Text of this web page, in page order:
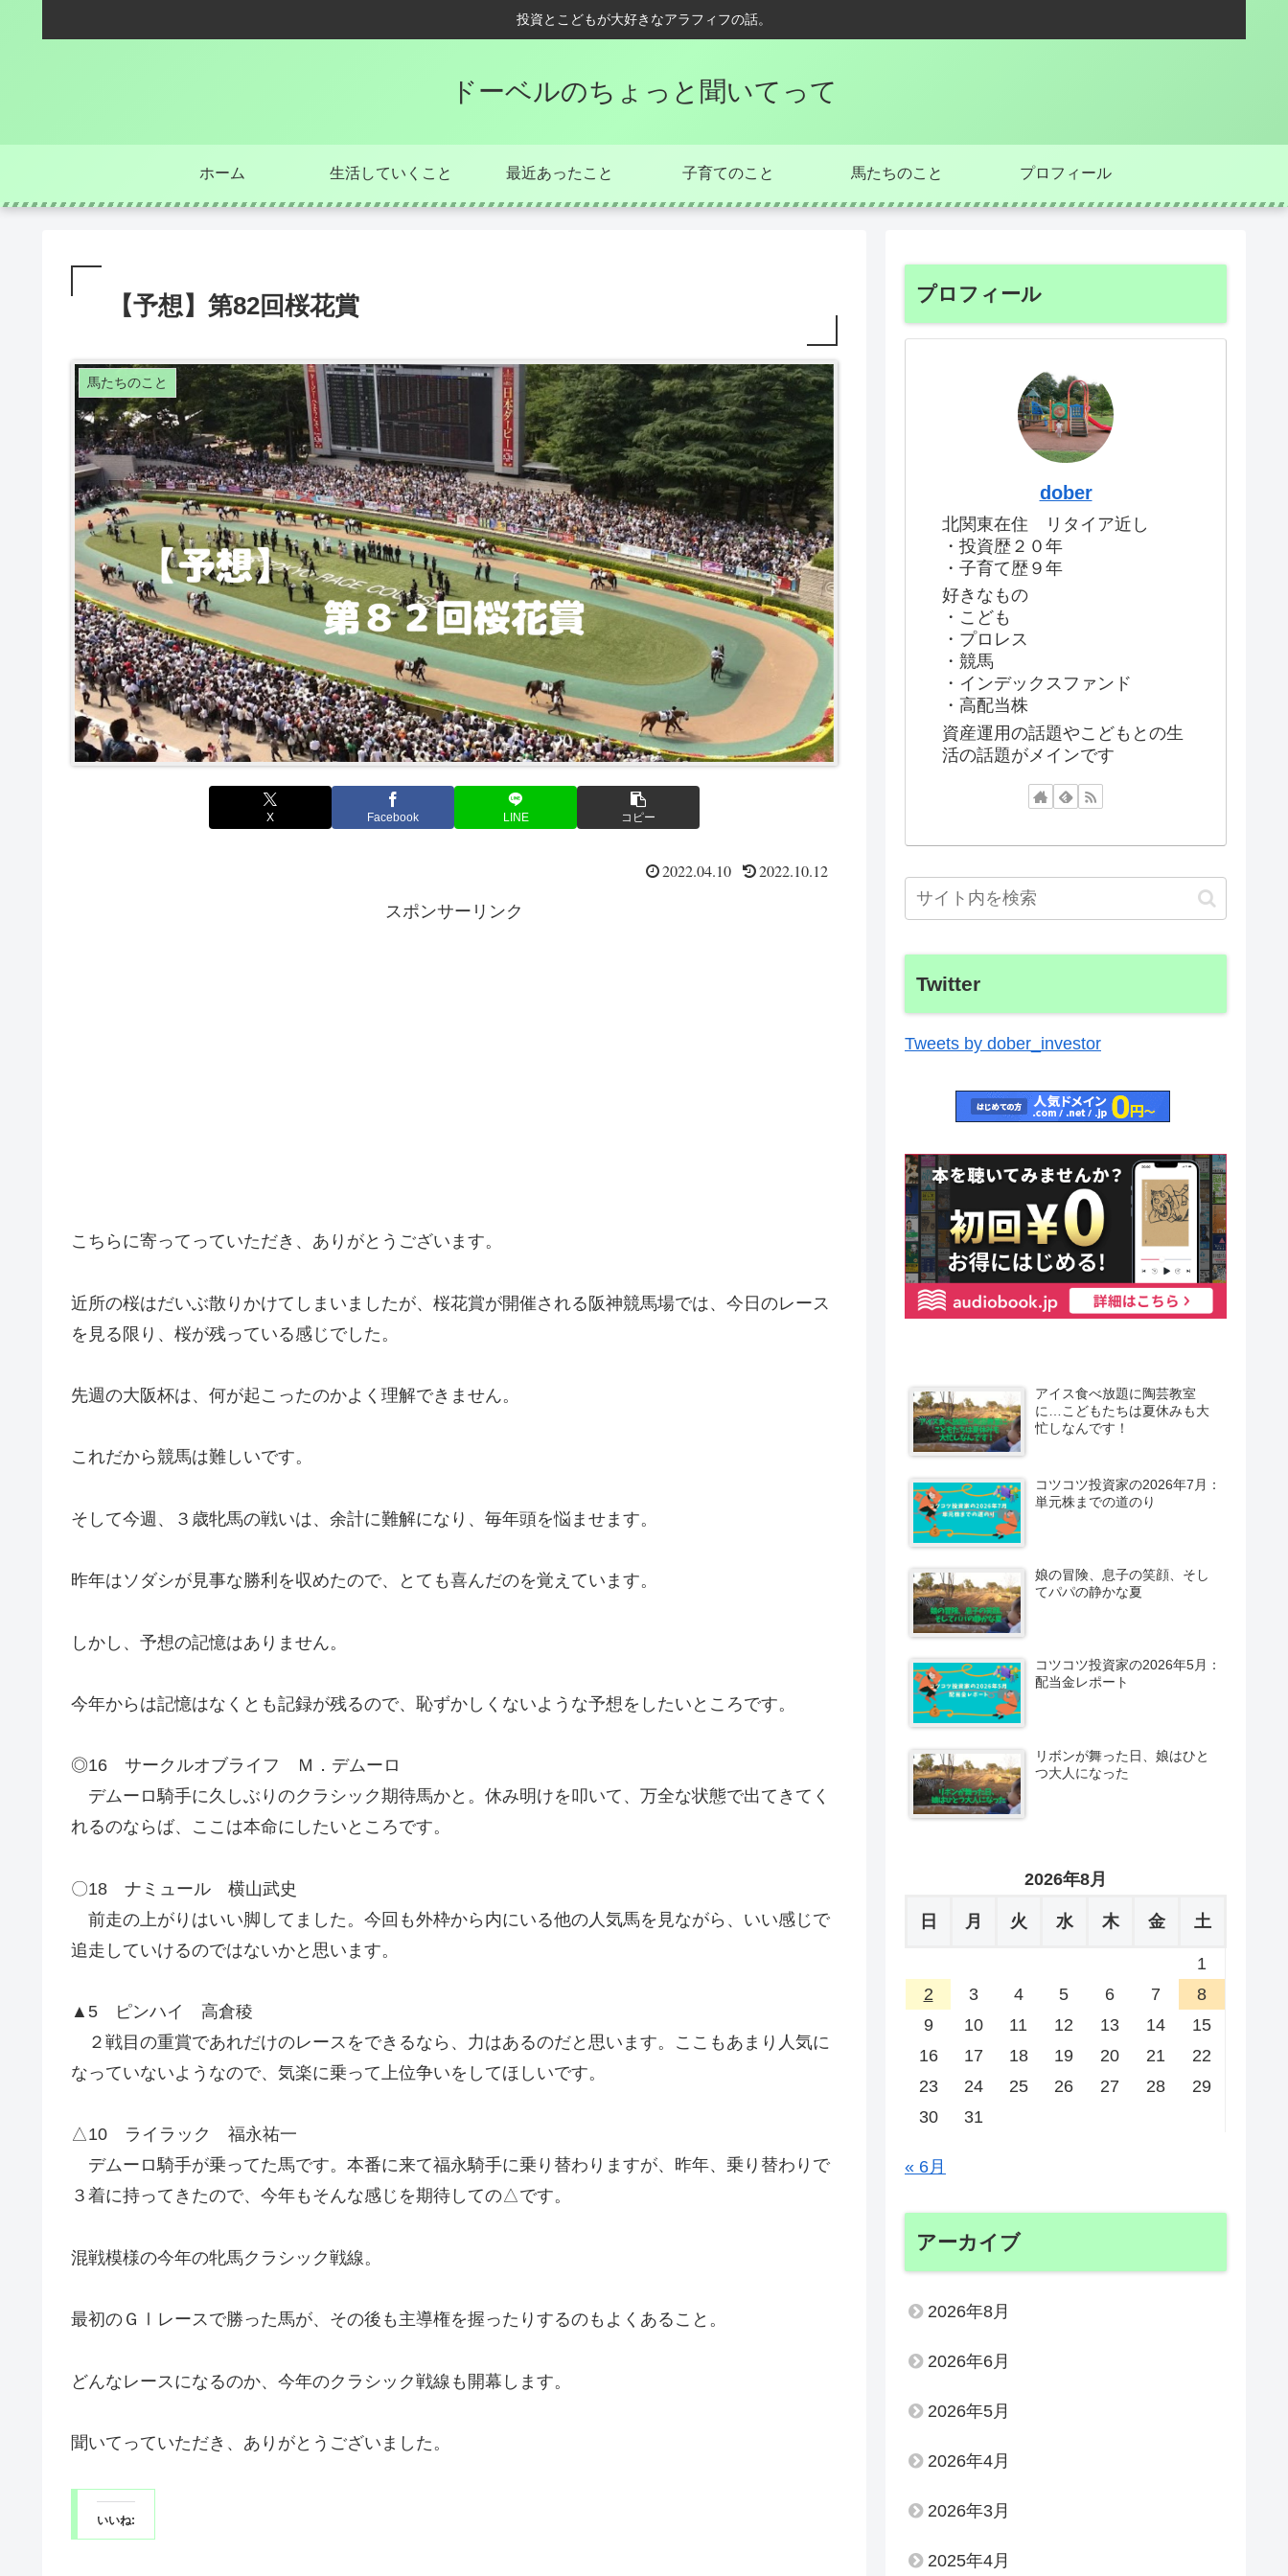
投資とこどもが大好きなアラフィフの話。
ドーベルのちょっと聞いてって
ホーム 生活していくこと 最近あったこと 子育てのこと 馬たちのこと プロフィール
【予想】第82回桜花賞
馬たちのこと
X Facebook LINE コピー
2022.04.10 2022.10.12
スポンサーリンク
こちらに寄ってっていただき、ありがとうございます。
近所の桜はだいぶ散りかけてしまいましたが、桜花賞が開催される阪神競馬場では、今日のレース
を見る限り、桜が残っている感じでした。
先週の大阪杯は、何が起こったのかよく理解できません。
これだから競馬は難しいです。
そして今週、３歳牝馬の戦いは、余計に難解になり、毎年頭を悩ませます。
昨年はソダシが見事な勝利を収めたので、とても喜んだのを覚えています。
しかし、予想の記憶はありません。
今年からは記憶はなくとも記録が残るので、恥ずかしくないような予想をしたいところです。
◎16 サークルオブライフ Ｍ．デムーロ
デムーロ騎手に久しぶりのクラシック期待馬かと。休み明けを叩いて、万全な状態で出てきてく
れるのならば、ここは本命にしたいところです。
〇18 ナミュール 横山武史
前走の上がりはいい脚してました。今回も外枠から内にいる他の人気馬を見ながら、いい感じで
追走していけるのではないかと思います。
▲5 ピンハイ 高倉稜
２戦目の重賞であれだけのレースをできるなら、力はあるのだと思います。ここもあまり人気に
なっていないようなので、気楽に乗って上位争いをしてほしいです。
△10 ライラック 福永祐一
デムーロ騎手が乗ってた馬です。本番に来て福永騎手に乗り替わりますが、昨年、乗り替わりで
３着に持ってきたので、今年もそんな感じを期待しての△です。
混戦模様の今年の牝馬クラシック戦線。
最初のＧⅠレースで勝った馬が、その後も主導権を握ったりするのもよくあること。
どんなレースになるのか、今年のクラシック戦線も開幕します。
聞いてっていただき、ありがとうございました。
いいね:
プロフィール
dober
北関東在住 リタイア近し
・投資歴２０年
・子育て歴９年
好きなもの
・こども
・プロレス
・競馬
・インデックスファンド
・高配当株
資産運用の話題やこどもとの生
活の話題がメインです
Twitter
Tweets by dober_investor
アイス食べ放題に陶芸教室
に…こどもたちは夏休みも大
忙しなんです！
コツコツ投資家の2026年7月：
単元株までの道のり
娘の冒険、息子の笑顔、そし
てパパの静かな夏
コツコツ投資家の2026年5月：
配当金レポート
リボンが舞った日、娘はひと
つ大人になった
2026年8月
日 月 火 水 木 金 土
1
2
3 4 5 6 7
8
9
10 11 12 13 14
15
16
17 18 19 20 21
22
23
24 25 26 27 28
29
30
31
« 6月
アーカイブ
2026年8月
2026年6月
2026年5月
2026年4月
2026年3月
2025年4月